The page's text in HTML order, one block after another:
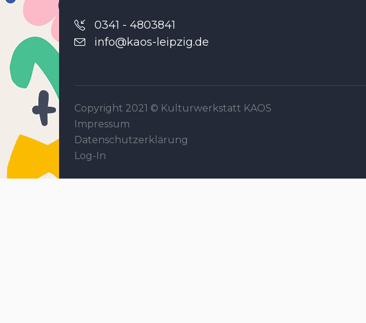
0341 - 4803841
info@kaos-leipzig.de
Copyright 2021 © Kulturwerkstatt KAOS
Impressum
Datenschutzerklärung
Log-In